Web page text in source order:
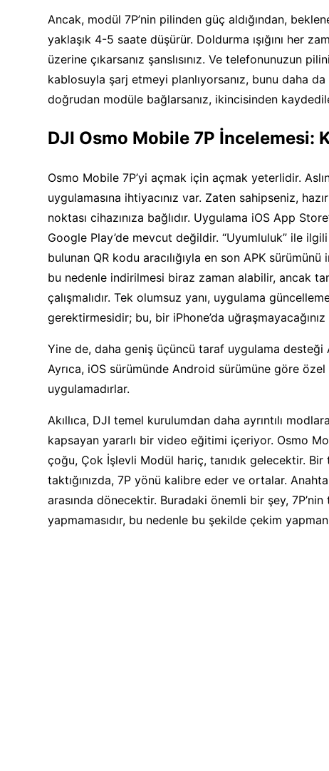
Ancak, modül 7P’nin pilinden güç aldığından,
yaklaşık 4-5 saate düşürür. Doldurma ışığını her
üzerine çıkarsanız şanslısınız. Ve telefonunuzun
kablosuyla şarj etmeyi planlıyorsanız, bunu daha
doğrudan modüle bağlarsanız, ikincisinden
DJI Osmo Mobile 7P İncelemesi:
Osmo Mobile 7P’yi açmak için açmak yeterlidir.
uygulamasına ihtiyacınız var. Zaten sahipseniz,
noktası cihazınıza bağlıdır. Uygulama iOS App
Google Play’de mevcut değildir. “Uyumluluk” ile
bulunan QR kodu aracılığıyla en son APK
bu nedenle indirilmesi biraz zaman alabilir, ancak
çalışmalıdır. Tek olumsuz yanı, uygulama
gerektirmesidir; bu, bir iPhone’da uğraşmayacağınız
Yine de, daha geniş üçüncü taraf uygulama desteği
Ayrıca, iOS sürümünde Android sürümüne göre
uygulamadırlar.
Akıllıca, DJI temel kurulumdan daha ayrıntılı
kapsayan yararlı bir video eğitimi içeriyor. Osmo
çoğu, Çok İşlevli Modül hariç, tanıdık gelecektir.
taktığınızda, 7P yönü kalibre eder ve ortalar.
arasında dönecektir. Buradaki önemli bir şey,
yapmamasıdır, bu nedenle bu şekilde çekim